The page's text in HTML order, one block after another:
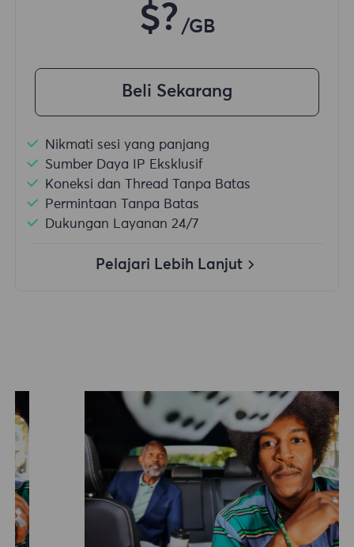
$? /GB
Beli Sekarang
Nikmati sesi yang panjang
Sumber Daya IP Eksklusif
Koneksi dan Thread Tanpa Batas
Permintaan Tanpa Batas
Dukungan Layanan 24/7
Pelajari Lebih Lanjut